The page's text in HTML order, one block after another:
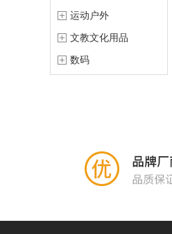
运动户外
文教文化用品
数码